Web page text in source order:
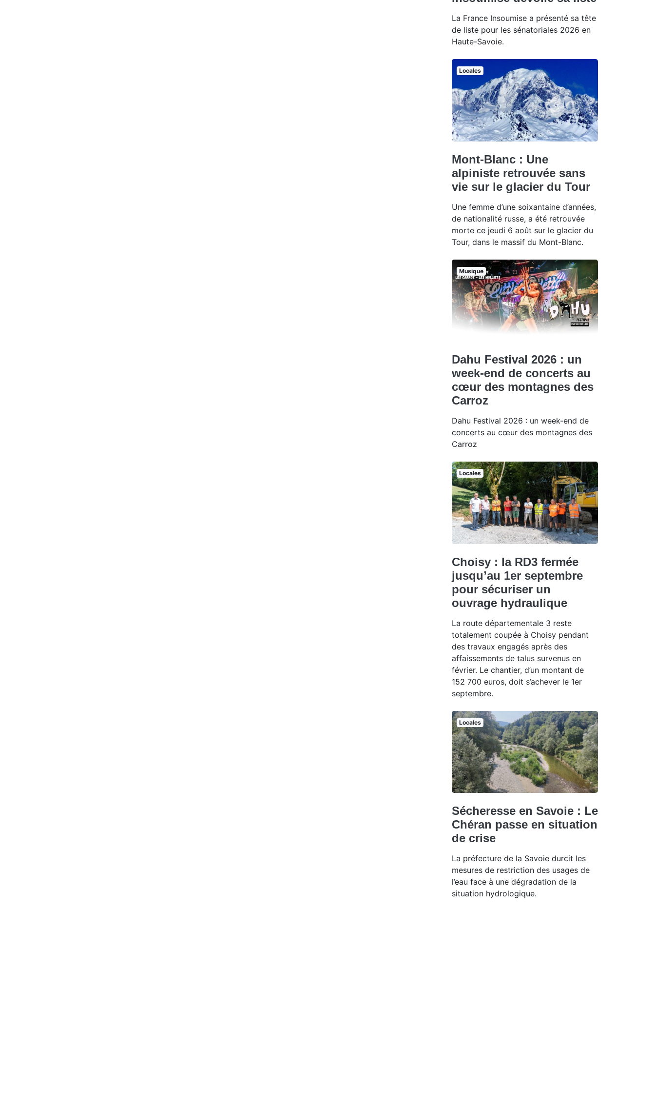
La France Insoumise a présenté sa tête
de liste pour les sénatoriales 2026 en
Haute-Savoie.
Locales
Mont-Blanc : Une
alpiniste retrouvée sans
vie sur le glacier du Tour
Une femme d’une soixantaine d’années,
de nationalité russe, a été retrouvée
morte ce jeudi 6 août sur le glacier du
Tour, dans le massif du Mont-Blanc.
Musique
Dahu Festival 2026 : un
week-end de concerts au
cœur des montagnes des
Carroz
Dahu Festival 2026 : un week-end de
concerts au cœur des montagnes des
Carroz
Locales
Choisy : la RD3 fermée
jusqu’au 1er septembre
pour sécuriser un
ouvrage hydraulique
La route départementale 3 reste
totalement coupée à Choisy pendant
des travaux engagés après des
affaissements de talus survenus en
février. Le chantier, d’un montant de
152 700 euros, doit s’achever le 1er
septembre.
Locales
Sécheresse en Savoie : Le
Chéran passe en situation
de crise
La préfecture de la Savoie durcit les
mesures de restriction des usages de
l’eau face à une dégradation de la
situation hydrologique.